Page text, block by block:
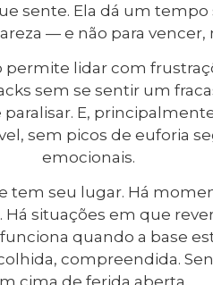
sente. Ela dá um tempo
— e não para vencer,
permite lidar com
sem se sentir um
E,
sem picos de euforia
emocionais.
tem seu lugar. Há
situações em que
quando a base
compreendida.